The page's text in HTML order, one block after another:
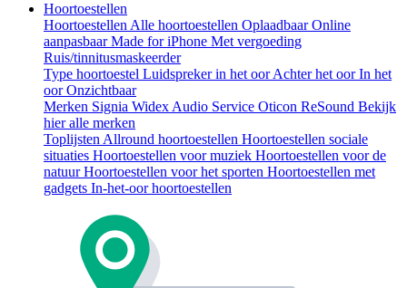
Hoortoestellen
HoortoestellenAlle hoortoestellen OplaadbaarOnline
aanpasbaarMade for iPhone Met vergoeding
Ruis/tinnitusmaskeerder
Type hoortoestel Luidspreker in het oorAchter het oorIn het
oorOnzichtbaar
Merken Signia WidexAudio Service Oticon ReSound Bekijk
hier alle merken
ToplijstenAllround hoortoestellen Hoortoestellen sociale
situaties Hoortoestellen voor muziek Hoortoestellen voor de
natuurHoortoestellen voor het sporten Hoortoestellen met
gadgets In-het-oor hoortoestellen